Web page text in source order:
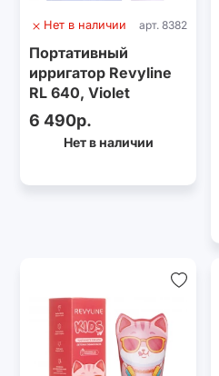
Нет в наличии арт. 8382
Портативный
ирригатор Revyline
RL 640, Violet
6 490р.
Нет в наличии